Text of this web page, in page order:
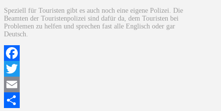
Speziell für Touristen gibt es auch noch eine eigene Polizei. Die
Beamten der Touristenpolizei sind dafür da, dem Touristen bei
Problemen zu helfen und sprechen fast alle Englisch oder gar
Deutsch.
Facebook
Twitter
Email